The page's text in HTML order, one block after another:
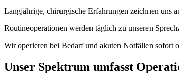
Langjährige, chirurgische Erfahrungen zeichnen uns
Routineoperationen werden täglich zu unseren
Wir operieren bei Bedarf und akuten Notfällen sofort
Unser Spektrum umfasst